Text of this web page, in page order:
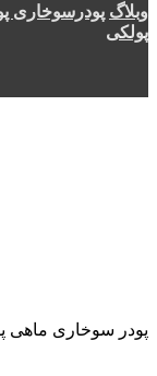
وبلاگ پودرسوخاری
پولکی
پودر سوخاری ماهی